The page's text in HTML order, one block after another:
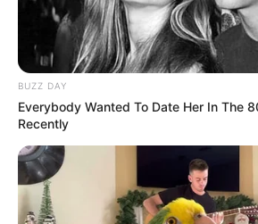
le Magyar Péter.
Magyar utalt Varga azon
beült felesége autójának hátsó
megakadályozza a távozását egy
elismerte, hogy valóban történt
üzletember azt is elmondta, hogy
kiteregetni a szennyest és a
mert nem így nevelték, valamint ő
BUZZ DAY
Everybody Wanted To Date Her In The
Recently